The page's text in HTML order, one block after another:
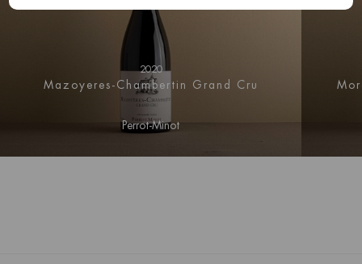
2020
Mazoyeres-Chambertin Grand Cru
Perrot-Minot